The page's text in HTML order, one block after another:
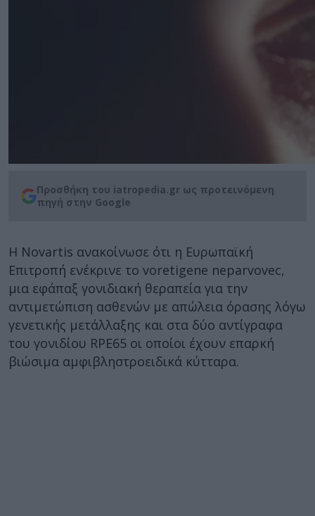
Προσθήκη του iatropedia.gr ως προτεινόμενη
πηγή στην Google
Η Novartis ανακοίνωσε ότι η Ευρωπαϊκή
Επιτροπή ενέκρινε το voretigene neparvovec,
μια εφάπαξ γονιδιακή θεραπεία για την
αντιμετώπιση ασθενών με απώλεια όρασης λόγω
γενετικής μετάλλαξης και στα δύο αντίγραφα
του γονιδίου RPE65 οι οποίοι έχουν επαρκή
βιώσιμα αμφιβληστροειδικά κύτταρα.